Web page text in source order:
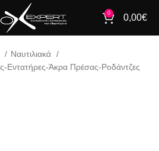
0 0,00€
Ναυτιλιακά
Εντατήρες-Άκρα Πρέσας-Ροδάντζες